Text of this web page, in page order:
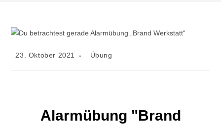
23. Oktober 2021 Übung
Alarmübung "Brand